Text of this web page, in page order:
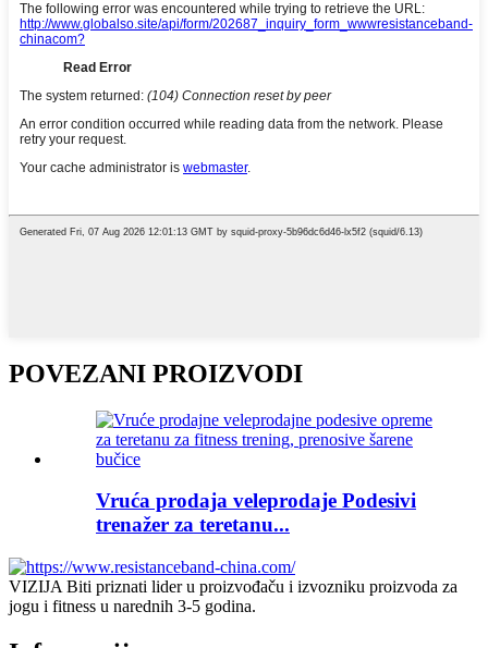
POVEZANI PROIZVODI
Vruća prodaja veleprodaje Podesivi
trenažer za teretanu...
VIZIJA Biti priznati lider u proizvođaču i izvozniku proizvoda za
jogu i fitness u narednih 3-5 godina.